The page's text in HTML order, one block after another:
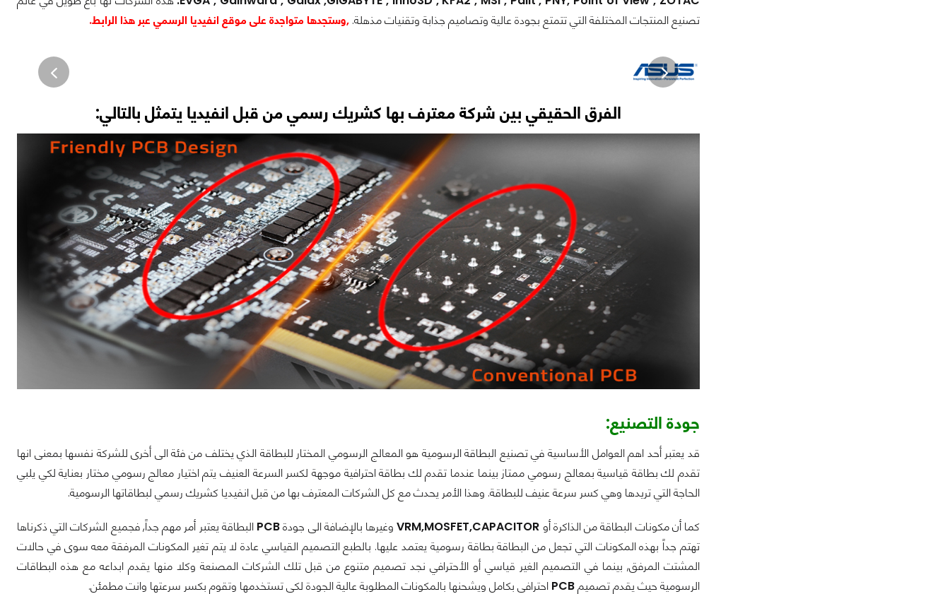
تصنيع المنتجات المختلفة التي تتمتع بجودة عالية وتصاميم جذابة وتقنيات مذهلة. ,وستجدها متواجدة على موقع انفيديا الرسمي عبر هذا الرابط.
الفرق الحقيقي بين شركة معترف بها كشريك رسمي من قبل انفيديا يتمثل بالتالي:
جودة التصنيع:
قد يعتبر أحد اهم العوامل الأساسية في تصنيع البطاقة الرسومية هو المعالج الرسومي المختار للبطاقة الذي يختلف من فئة الى أخرى للشركة نفسها بمعنى انها
تقدم لك بطاقة قياسية بمعالج رسومي ممتاز بينما عندما تقدم لك بطاقة احترافية موجهة لكسر السرعة العنيف يتم اختيار معالج رسومي مختار بعناية لكي يلبي
الحاجة التي تريدها وهي كسر سرعة عنيف للبطاقة. وهذا الأمر يحدث مع كل الشركات المعترف بها من قبل انفيديا كشريك رسمي لبطاقاتها الرسومية.
كما أن مكونات البطاقة من الذاكرة أو VRM,MOSFET,CAPACITORوغيرها بالإضافة الى جودةPCB البطاقة يعتبر أمر مهم جداً, فجميع الشركات التي ذكرناها
تهتم جداً بهذه المكونات التي تجعل من البطاقة بطاقة رسومية يعتمد عليها. بالطبع التصميم القياسي عادة لا يتم تغير المكونات المرفقة معه سوى في حالات
المشتت المرفق, بينما في التصميم الغير قياسي أو الأحترافي نجد تصميم متنوع من قبل تلك الشركات المصنعة وكلا منها يقدم ابداعه مع هذه البطاقات
الرسومية حيث يقدم تصميمPCB احترافي بكامل ويشحنها بالمكونات المطلوبة عالية الجودة لكي تستخدمها وتقوم بكسر سرعتها وانت مطمئن.